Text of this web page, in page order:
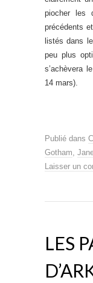
piocher les
précédents
listés dans
peu plus
s’achèvera
14 mars).
Publié dans
Gotham
Laisser un
LES